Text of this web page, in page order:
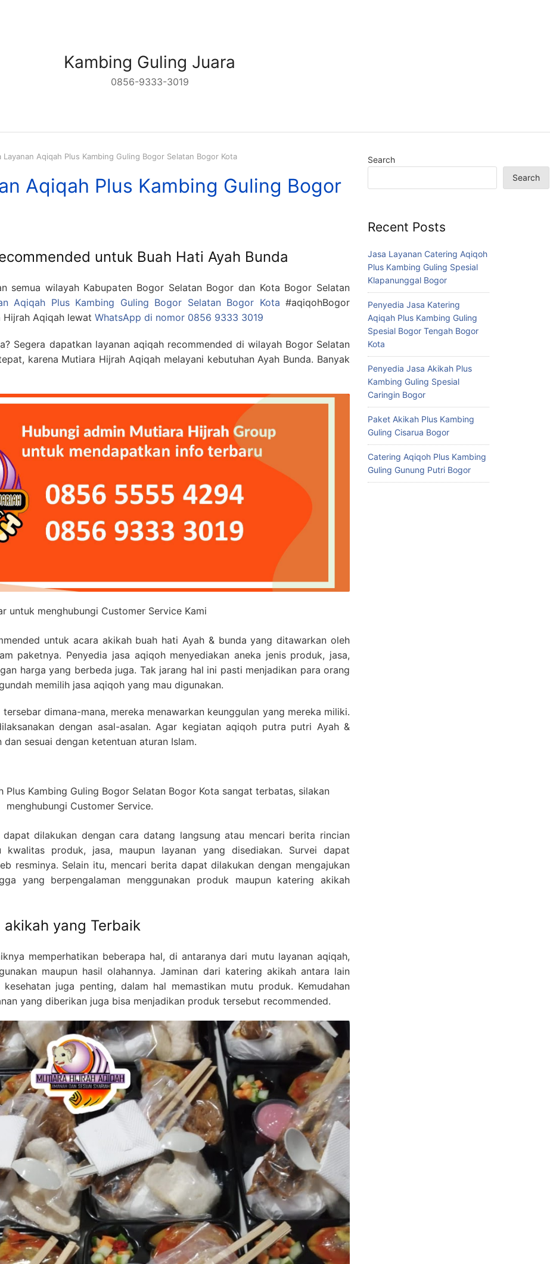
Kambing Guling Juara
0856-9333-3019
Layanan Aqiqah Plus Kambing Guling Bogor Selatan Bogor Kota
Aqiqah Plus Kambing Guling Bogor
untuk Buah Hati Ayah Bunda
semua wilayah Kabupaten Bogor Selatan Bogor dan Kota Bogor Selatan
Aqiqah Plus Kambing Guling Bogor Selatan Bogor Kota #aqiqohBogor
Hijrah Aqiqah lewat WhatsApp di nomor 0856 9333 3019
Segera dapatkan layanan aqiqah recommended di wilayah Bogor Selatan
karena Mutiara Hijrah Aqiqah melayani kebutuhan Ayah Bunda. Banyak
untuk menghubungi Customer Service Kami
untuk acara akikah buah hati Ayah & bunda yang ditawarkan oleh
paketnya. Penyedia jasa aqiqoh menyediakan aneka jenis produk, jasa,
harga yang berbeda juga. Tak jarang hal ini pasti menjadikan para orang
memilih jasa aqiqoh yang mau digunakan.
dimana-mana, mereka menawarkan keunggulan yang mereka miliki.
dengan asal-asalan. Agar kegiatan aqiqoh putra putri Ayah &
sesuai dengan ketentuan aturan Islam.
Plus Kambing Guling Bogor Selatan Bogor Kota sangat terbatas, silakan
menghubungi Customer Service.
dilakukan dengan cara datang langsung atau mencari berita rincian
produk, jasa, maupun layanan yang disediakan. Survei dapat
resminya. Selain itu, mencari berita dapat dilakukan dengan mengajukan
yang berpengalaman menggunakan produk maupun katering akikah
yang Terbaik
memperhatikan beberapa hal, di antaranya dari mutu layanan aqiqah,
maupun hasil olahannya. Jaminan dari katering akikah antara lain
juga penting, dalam hal memastikan mutu produk. Kemudahan
yang diberikan juga bisa menjadikan produk tersebut recommended.
Search
Search
Recent Posts
Jasa Layanan Catering Aqiqoh
Plus Kambing Guling Spesial
Klapanunggal Bogor
Penyedia Jasa Katering
Aqiqah Plus Kambing Guling
Spesial Bogor Tengah Bogor
Kota
Penyedia Jasa Akikah Plus
Kambing Guling Spesial
Caringin Bogor
Paket Akikah Plus Kambing
Guling Cisarua Bogor
Catering Aqiqoh Plus Kambing
Guling Gunung Putri Bogor